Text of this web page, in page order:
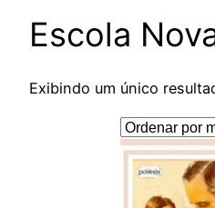
Escola
Exibindo um único